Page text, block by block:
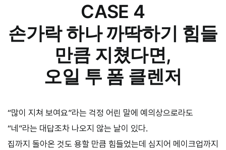
CASE 4
손가락 하나 까딱하기 힘들
만큼 지쳤다면,
오일 투 폼 클렌저
“많이 지쳐 보여요”라는 걱정 어린 말에 예의상으로라도
“네”라는 대답조차 나오지 않는 날이 있다.
집까지 돌아온 것도 용할 만큼 힘들었는데 심지어 메이크업까지